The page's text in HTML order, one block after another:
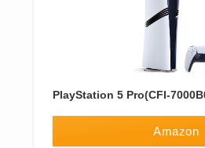
PlayStation 5 Pro(CFI-
Amazon